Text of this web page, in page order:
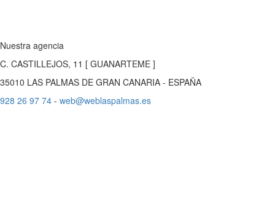
Nuestra agencia
C. CASTILLEJOS, 11 [ GUANARTEME ]
35010 LAS PALMAS DE GRAN CANARIA - ESPAÑA
928 26 97 74 - web@weblaspalmas.es